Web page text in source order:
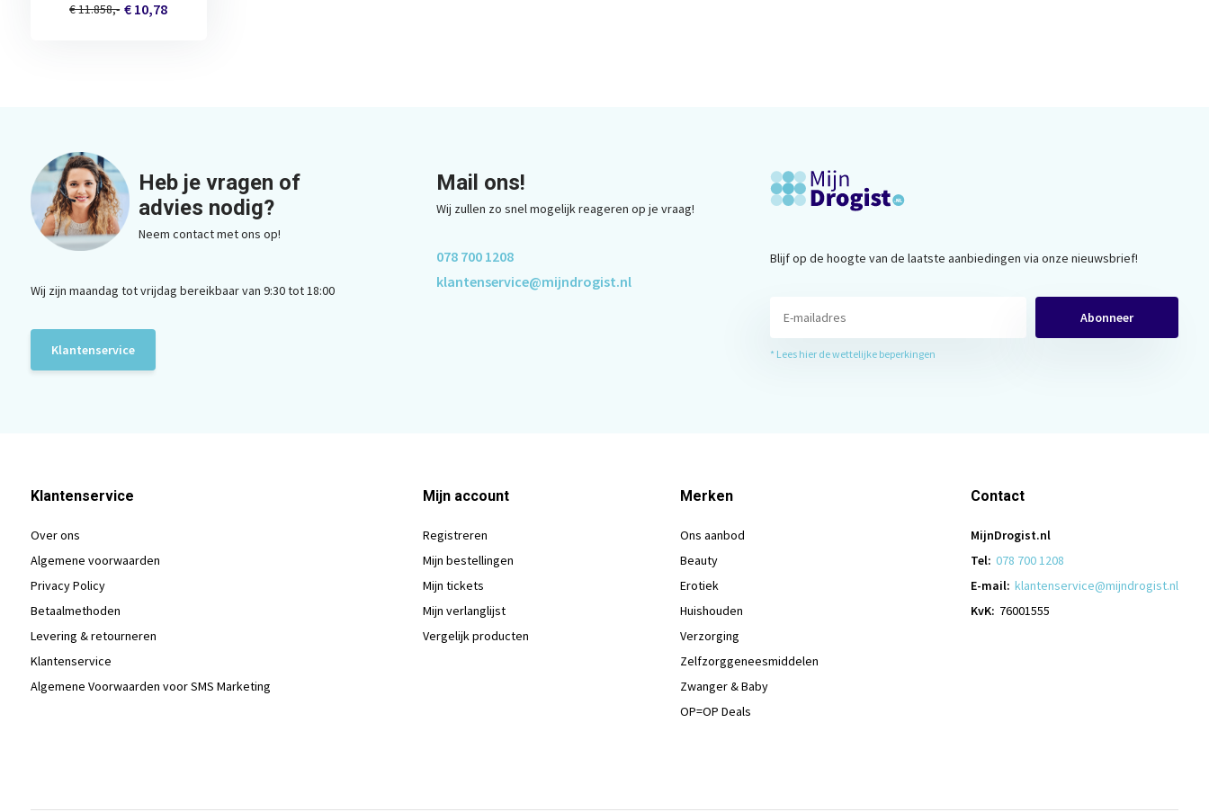
€ 11.858,- € 10,78
Heb je vragen of
advies nodig?
Neem contact met ons op!
Wij zijn maandag tot vrijdag bereikbaar van 9:30 tot 18:00
Klantenservice
Mail ons!
Wij zullen zo snel mogelijk reageren op je vraag!
078 700 1208
klantenservice@mijndrogist.nl
Blijf op de hoogte van de laatste aanbiedingen via onze nieuwsbrief!
Abonneer
* Lees hier de wettelijke beperkingen
Klantenservice
Over ons
Algemene voorwaarden
Privacy Policy
Betaalmethoden
Levering & retourneren
Klantenservice
Algemene Voorwaarden voor SMS Marketing
Mijn account
Registreren
Mijn bestellingen
Mijn tickets
Mijn verlanglijst
Vergelijk producten
Merken
Ons aanbod
Beauty
Erotiek
Huishouden
Verzorging
Zelfzorggeneesmiddelen
Zwanger & Baby
OP=OP Deals
Contact
MijnDrogist.nl
Tel: 078 700 1208
E-mail: klantenservice@mijndrogist.nl
KvK: 76001555